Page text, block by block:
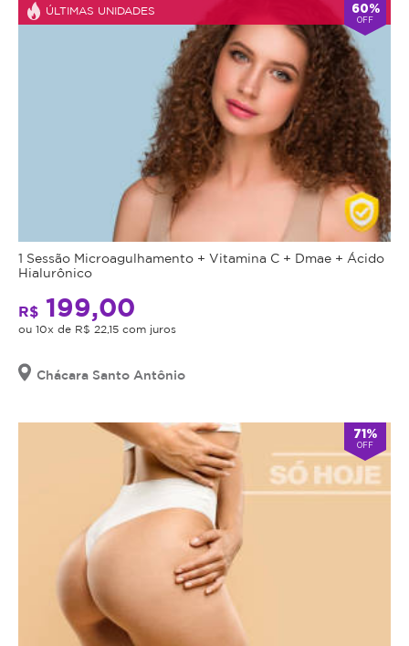
ÚLTIMAS UNIDADES 60%
OFF
1 Sessão Microagulhamento + Vitamina C + Dmae + Ácido
Hialurônico
R$ 199,00
ou 10x de R$ 22,15 com juros
Chácara Santo Antônio
71%
OFF